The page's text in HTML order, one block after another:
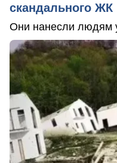
скандального ЖК
Они нанесли людям